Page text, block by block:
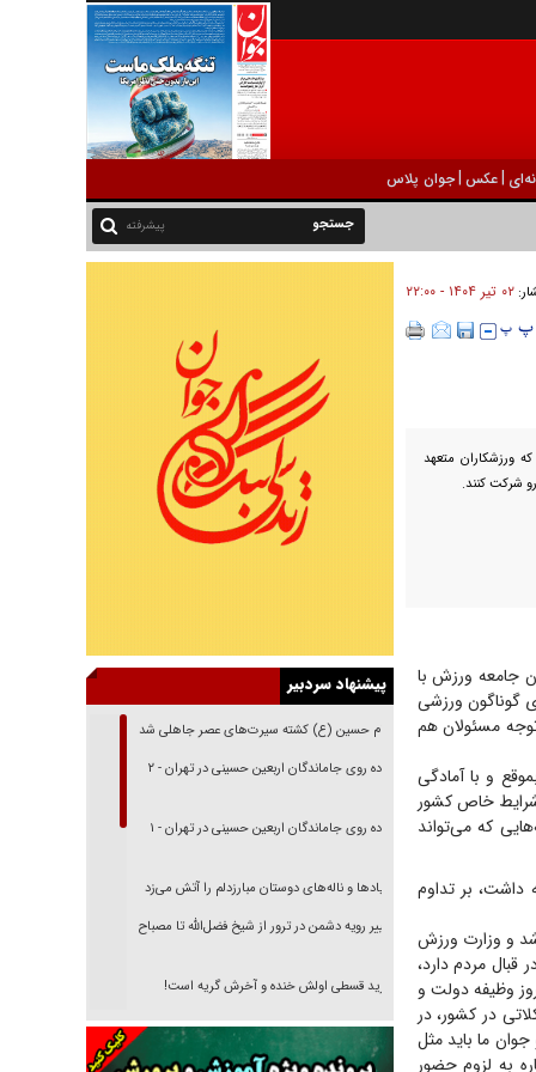
|عکس |جوان پلاس
پیشرفته
۰۲ تير ۱۴۰۴ - ۲۲:۰۰
ورزشکاران متعهد
شرکت کنند.
جامعه ورزش با
گوناگون ورزشی
مسئولان هم
و با آمادگی
شرایط خاص کشور
که می‌تواند
داشت، بر تداوم
و وزارت ورزش
قبال مردم دارد،
وظیفه دولت و
در کشور، در
ما باید مثل
به لزوم حضور
پیشنهاد سردبیر
امام حسین (ع) کشته سیرت‌های عصر جاهلی شد
پیاده روی جاماندگان اربعین حسینی در تهران - ۲
پیاده روی جاماندگان اربعین حسینی در تهران - ۱
فریاد‌ها و ناله‌های دوستان مبارزدلم را آتش می‌زد
تغییر رویه دشمن در ترور از شیخ فضل‌الله تا مصباح
خرید قسطی اولش خنده و آخرش گریه است!
فوتبال و آن «بالا»!
راهبرد غافلگیری با نسل جدید پهپاد‌ها